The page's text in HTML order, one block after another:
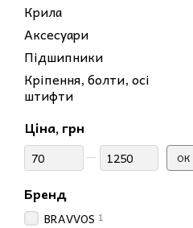
Крила
Аксесуари
Підшипники
Кріпення, болти, осі
штифти
Ціна, грн
Від Ціна, грн
До Ціна, грн ОК
Бренд
BRAVVOS 1